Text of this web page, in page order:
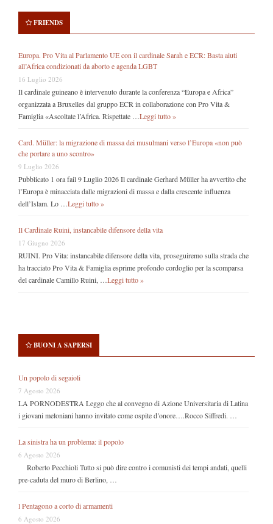
FRIENDS
Europa. Pro Vita al Parlamento UE con il cardinale Sarah e ECR: Basta aiuti
all’Africa condizionati da aborto e agenda LGBT
16 Luglio 2026
Il cardinale guineano è intervenuto durante la conferenza “Europa e Africa”
organizzata a Bruxelles dal gruppo ECR in collaborazione con Pro Vita &
Famiglia «Ascoltate l’Africa. Rispettate … Leggi tutto »
Card. Müller: la migrazione di massa dei musulmani verso l’Europa «non può
che portare a uno scontro»
9 Luglio 2026
Pubblicato 1 ora fail 9 Luglio 2026 Il cardinale Gerhard Müller ha avvertito che
l’Europa è minacciata dalle migrazioni di massa e dalla crescente influenza
dell’Islam. Lo … Leggi tutto »
Il Cardinale Ruini, instancabile difensore della vita
17 Giugno 2026
RUINI. Pro Vita: instancabile difensore della vita, proseguiremo sulla strada che
ha tracciato Pro Vita & Famiglia esprime profondo cordoglio per la scomparsa
del cardinale Camillo Ruini, … Leggi tutto »
BUONI A SAPERSI
Un popolo di segaioli
7 Agosto 2026
LA PORNODESTRA Leggo che al convegno di Azione Universitaria di Latina
i giovani meloniani hanno invitato come ospite d’onore….Rocco Siffredi. …
La sinistra ha un problema: il popolo
6 Agosto 2026
Roberto Pecchioli Tutto si può dire contro i comunisti dei tempi andati, quelli
pre-caduta del muro di Berlino, …
l Pentagono a corto di armamenti
6 Agosto 2026